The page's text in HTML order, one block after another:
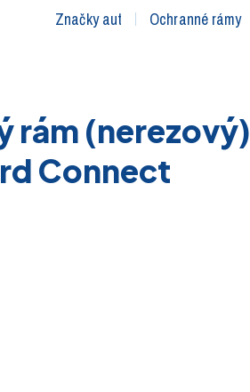
Značky aut Ochranné rámy
rám (nerezový)
Connect